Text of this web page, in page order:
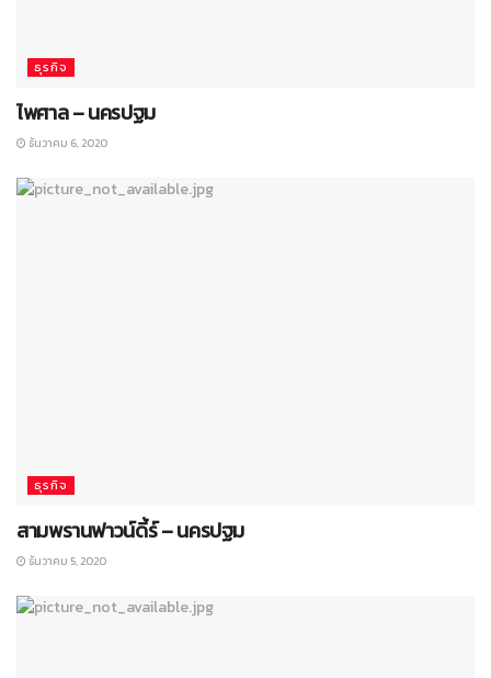
ธุรกิจ
ไพศาล – นครปฐม
ธันวาคม 6, 2020
ธุรกิจ
สามพรานฟาวน์ดี้ร์ – นครปฐม
ธันวาคม 5, 2020